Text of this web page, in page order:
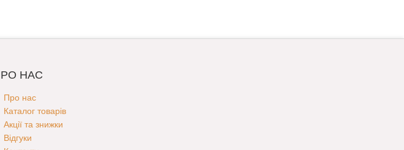
НАС
Про нас
Каталог товарів
Акції та знижки
Відгуки